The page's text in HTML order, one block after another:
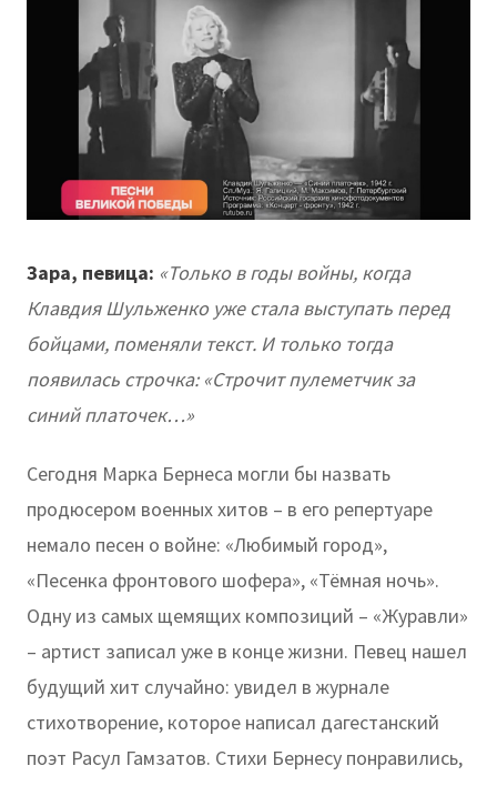
Зара, певица: «Только в годы войны, когда
Клавдия Шульженко уже стала выступать перед
бойцами, поменяли текст. И только тогда
появилась строчка: «Строчит пулеметчик за
синий платочек…»
Сегодня Марка Бернеса могли бы назвать
продюсером военных хитов – в его репертуаре
немало песен о войне: «Любимый город»,
«Песенка фронтового шофера», «Тёмная ночь».
Одну из самых щемящих композиций – «Журавли»
– артист записал уже в конце жизни. Певец нашел
будущий хит случайно: увидел в журнале
стихотворение, которое написал дагестанский
поэт Расул Гамзатов. Стихи Бернесу понравились,